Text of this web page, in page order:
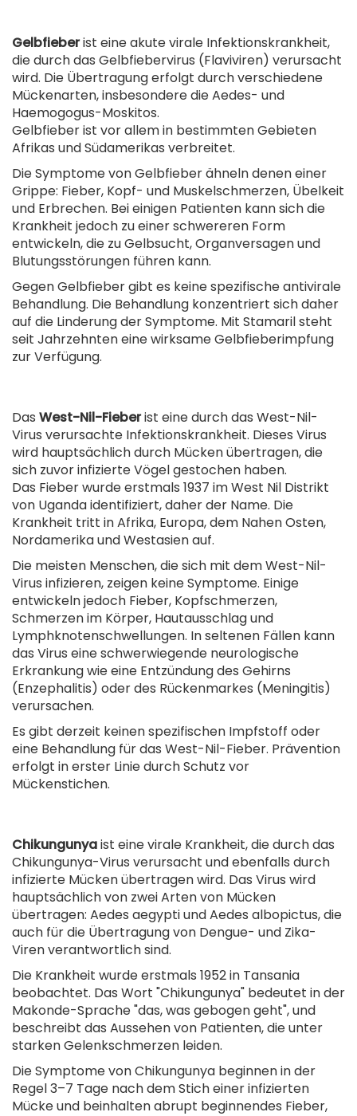
Gelbfieberist eine akute virale Infektionskrankheit,
die durch das Gelbfiebervirus (Flaviviren) verursacht
wird. Die Übertragung erfolgt durch verschiedene
Mückenarten, insbesondere die Aedes- und
Haemogogus-Moskitos.
Gelbfieber ist vor allem in bestimmten Gebieten
Afrikas und Südamerikas verbreitet.
Die Symptome von Gelbfieber ähneln denen einer
Grippe: Fieber, Kopf- und Muskelschmerzen, Übelkeit
und Erbrechen. Bei einigen Patienten kann sich die
Krankheit jedoch zu einer schwereren Form
entwickeln, die zu Gelbsucht, Organversagen und
Blutungsstörungen führen kann.
Gegen Gelbfieber gibt es keine spezifische antivirale
Behandlung. Die Behandlung konzentriert sich daher
auf die Linderung der Symptome. Mit Stamaril steht
seit Jahrzehnten eine wirksame Gelbfieberimpfung
zur Verfügung.
Das West-Nil-Fieberist eine durch das West-Nil-
Virus verursachte Infektionskrankheit. Dieses Virus
wird hauptsächlich durch Mücken übertragen, die
sich zuvor infizierte Vögel gestochen haben.
Das Fieber wurde erstmals 1937 im West Nil Distrikt
von Uganda identifiziert, daher der Name. Die
Krankheit tritt in Afrika, Europa, dem Nahen Osten,
Nordamerika und Westasien auf.
Die meisten Menschen, die sich mit dem West-Nil-
Virus infizieren, zeigen keine Symptome. Einige
entwickeln jedoch Fieber, Kopfschmerzen,
Schmerzen im Körper, Hautausschlag und
Lymphknotenschwellungen. In seltenen Fällen kann
das Virus eine schwerwiegende neurologische
Erkrankung wie eine Entzündung des Gehirns
(Enzephalitis) oder des Rückenmarkes (Meningitis)
verursachen.
Es gibt derzeit keinen spezifischen Impfstoff oder
eine Behandlung für das West-Nil-Fieber. Prävention
erfolgt in erster Linie durch Schutz vor
Mückenstichen.
Chikungunyaist eine virale Krankheit, die durch das
Chikungunya-Virus verursacht und ebenfalls durch
infizierte Mücken übertragen wird. Das Virus wird
hauptsächlich von zwei Arten von Mücken
übertragen: Aedes aegypti und Aedes albopictus, die
auch für die Übertragung von Dengue- und Zika-
Viren verantwortlich sind.
Die Krankheit wurde erstmals 1952 in Tansania
beobachtet. Das Wort "Chikungunya" bedeutet in der
Makonde-Sprache "das, was gebogen geht", und
beschreibt das Aussehen von Patienten, die unter
starken Gelenkschmerzen leiden.
Die Symptome von Chikungunya beginnen in der
Regel 3–7 Tage nach dem Stich einer infizierten
Mücke und beinhalten abrupt beginnendes Fieber,